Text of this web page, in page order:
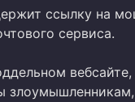
ссылку на
сервиса.